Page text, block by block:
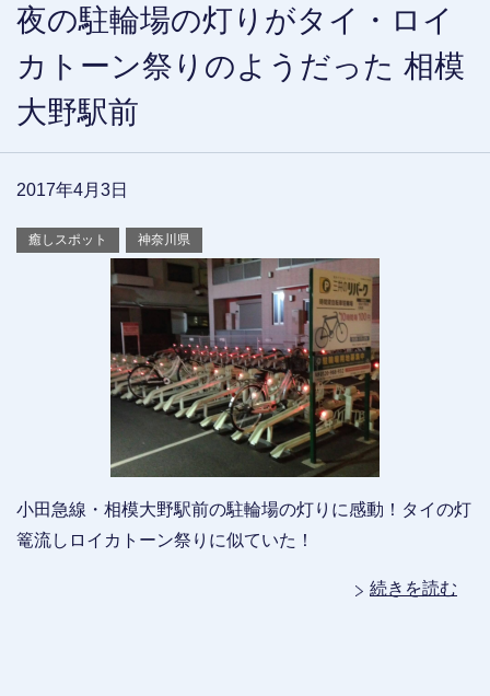
夜の駐輪場の灯りがタイ・ロイ
カトーン祭りのようだった 相模
大野駅前
2017年4月3日
癒しスポット 神奈川県
小田急線・相模大野駅前の駐輪場の灯りに感動！タイの灯
篭流しロイカトーン祭りに似ていた！
続きを読む